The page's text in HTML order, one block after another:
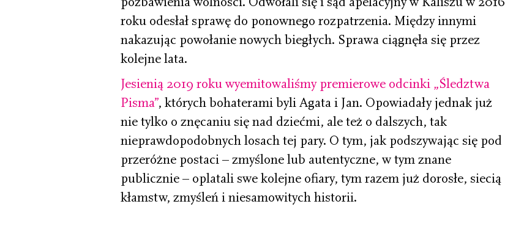
roku odesłał sprawę do ponownego rozpatrzenia. Między innymi
nakazując powołanie nowych biegłych. Sprawa ciągnęła się przez
kolejne lata.
Jesienią 2019 roku wyemitowaliśmy premierowe odcinki „Śledztwa
Pisma”, których bohaterami byli Agata i Jan. Opowiadały jednak już
nie tylko o znęcaniu się nad dziećmi, ale też o dalszych, tak
nieprawdopodobnych losach tej pary. O tym, jak podszywając się pod
przeróżne postaci – zmyślone lub autentyczne, w tym znane
publicznie – oplatali swe kolejne ofiary, tym razem już dorosłe, siecią
kłamstw, zmyśleń i niesamowitych historii.